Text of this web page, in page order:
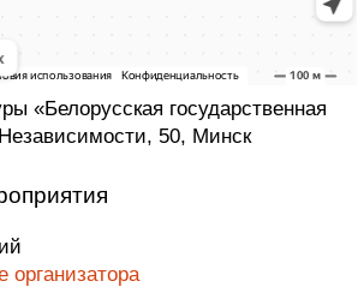
«Белорусская государственная
50, Минск
организатора